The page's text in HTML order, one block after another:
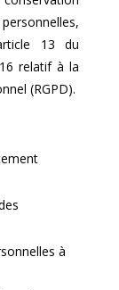
13 du
relatif à la
(RGPD).
à